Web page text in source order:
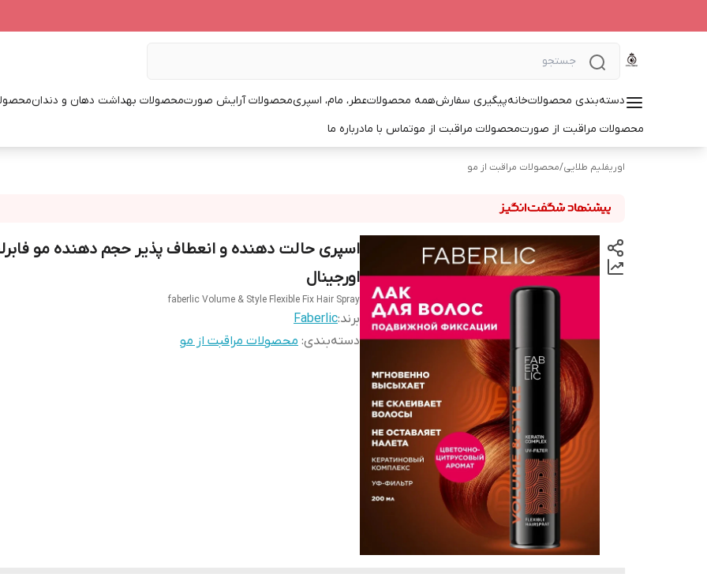
دسته‌بندی محصولاتخانهپیگیری سفارشهمه محصولاتعطر، مام، اسپریمحصولات آرایش صورتمحصولات بهداشت دهان و دندان
محصولات مراقبت از صورتمحصولات مراقبت از موتماس با مادرباره ما
اوریفلیم طلایی/محصولات مراقبت از مو
اسپری حالت دهنده و انعطاف پذیر حجم دهنده مو
اورجینال
faberlic Volume & Style Flexible Fix Hair Spray
برند:Faberlic
دسته‌بندی: محصولات مراقبت از مو